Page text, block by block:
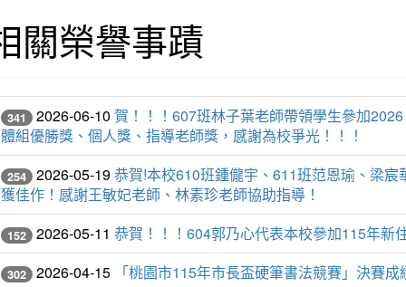
關榮譽事蹟
341 2026-06-10 賀！！！607班林子葉老師帶領學生參加
體組優勝獎、個人獎、指導老師獎，感謝為校爭光！！！
254 2026-05-19恭賀!本校610班鍾儱宇、611班范恩瑜、梁
獲佳作！感謝王敏妃老師、林素珍老師協助指導！
152 2026-05-11 恭賀！！！604郭乃心代表本校參加115年新
302 2026-04-15 「桃園市115年市長盃硬筆書法競賽」決賽